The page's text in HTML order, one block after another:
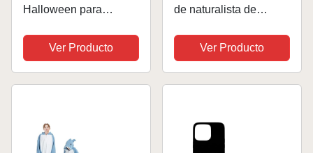
Halloween para
Divertido, Cosplay
Ver Producto
de naturalista de
accesorios para niños
de 5 a 6 años,
profesión,
Ver Producto